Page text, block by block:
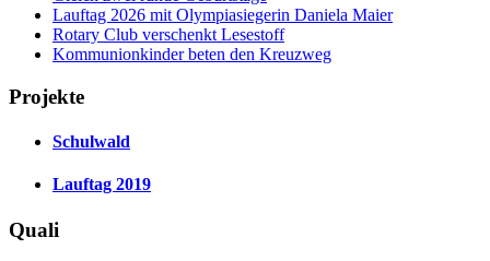
Lauftag 2026 mit Olympiasiegerin Daniela Maier
Rotary Club verschenkt Lesestoff
Kommunionkinder beten den Kreuzweg
Projekte
Schulwald
Lauftag 2019
Quali